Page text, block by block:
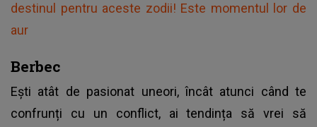
destinul pentru aceste zodii! Este momentul lor de
aur
Berbec
Ești atât de pasionat uneori, încât atunci când te
confrunți cu un conflict, ai tendința să vrei să